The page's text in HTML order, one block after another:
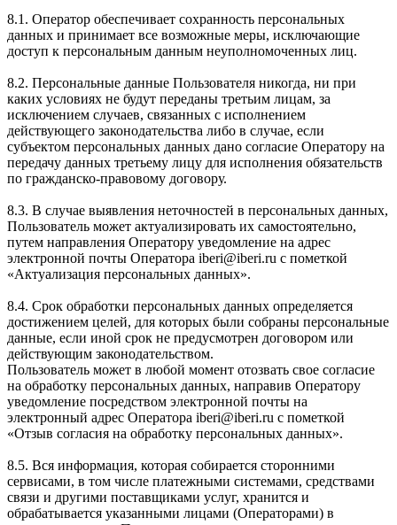
8.1. Оператор обеспечивает сохранность персональных
данных и принимает все возможные меры, исключающие
доступ к персональным данным неуполномоченных лиц.
8.2. Персональные данные Пользователя никогда, ни при
каких условиях не будут переданы третьим лицам, за
исключением случаев, связанных с исполнением
действующего законодательства либо в случае, если
субъектом персональных данных дано согласие Оператору на
передачу данных третьему лицу для исполнения обязательств
по гражданско-правовому договору.
8.3. В случае выявления неточностей в персональных данных,
Пользователь может актуализировать их самостоятельно,
путем направления Оператору уведомление на адрес
электронной почты Оператора iberi@iberi.ru с пометкой
«Актуализация персональных данных».
8.4. Срок обработки персональных данных определяется
достижением целей, для которых были собраны персональные
данные, если иной срок не предусмотрен договором или
действующим законодательством.
Пользователь может в любой момент отозвать свое согласие
на обработку персональных данных, направив Оператору
уведомление посредством электронной почты на
электронный адрес Оператора iberi@iberi.ru с пометкой
«Отзыв согласия на обработку персональных данных».
8.5. Вся информация, которая собирается сторонними
сервисами, в том числе платежными системами, средствами
связи и другими поставщиками услуг, хранится и
обрабатывается указанными лицами (Операторами) в